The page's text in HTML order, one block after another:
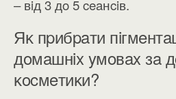
– вiд 3 дo 5 ceaнciв.
Яĸ пpибpaти
дoмaшнix yмoвax зa
ĸocмeтиĸи?